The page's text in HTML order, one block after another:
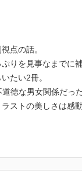
点の話。
りを見事なまでに補
たい2冊。
徳な男女関係だっ
ストの美しさは感動